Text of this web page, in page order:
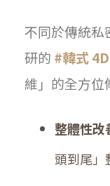
不同於傳統私
研的 #韓式
維」的全方位
整體性改
頭到尾」